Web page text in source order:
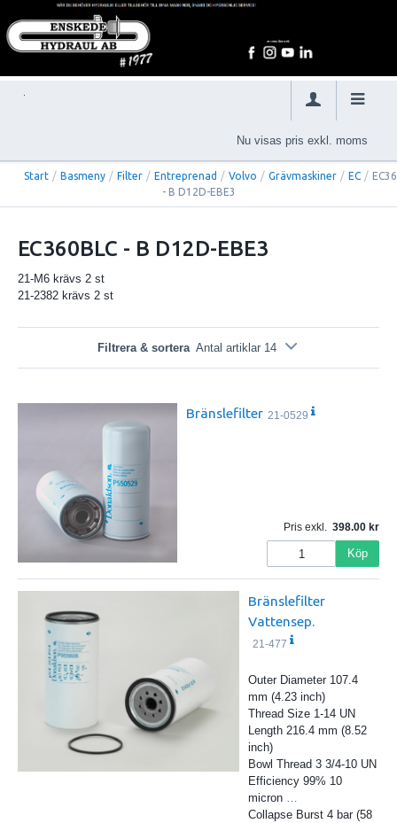
Nu visas pris exkl. moms
Start / Basmeny / Filter / Entreprenad / Volvo / Grävmaskiner / EC /
- B D12D-EBE3
EC360BLC - B D12D-EBE3
21-M6 krävs 2 st
21-2382 krävs 2 st
Filtrera & sortera Antal artiklar 14
Bränslefilter 21-0529
Pris exkl. 398.00
Köp
Bränslefilter
Vattensep.
21-477
Outer Diameter 107.4
mm (4.23 inch)
Thread Size 1-14 UN
Length 216.4 mm (8.52
inch)
Bowl Thread 3 3/4-10 UN
Efficiency 99% 10
micron
Collapse Burst 4 bar (58